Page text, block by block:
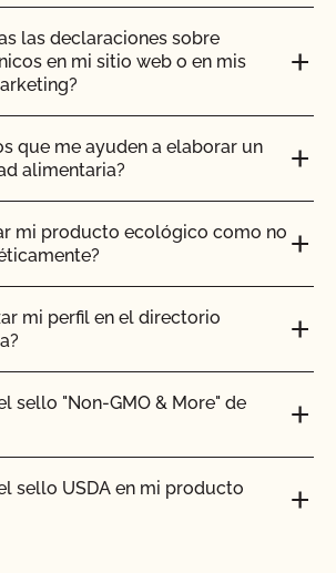
las declaraciones sobre
en mi sitio web o en mis
que me ayuden a elaborar un
alimentaria?
mi producto ecológico como no
mi perfil en el directorio
sello "Non-GMO & More" de
sello USDA en mi producto
de tierra para los
para el uso de
específicas para los
para las parcelas orgánicas?
transitorio"?
veo sometido a una situación
fumigación o tratamiento de
o enfermedades?
concretas sobre mis